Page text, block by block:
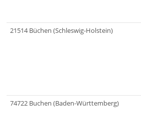
21514 Büchen (Schleswig-Holstein)
74722 Buchen (Baden-Württemberg)